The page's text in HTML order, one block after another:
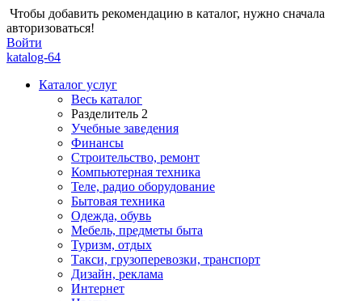
Чтобы добавить рекомендацию в каталог, нужно сначала
авторизоваться!
Войти
katalog-64
Каталог услуг
Весь каталог
Разделитель 2
Учебные заведения
Финансы
Строительство, ремонт
Компьютерная техника
Теле, радио оборудование
Бытовая техника
Одежда, обувь
Мебель, предметы быта
Туризм, отдых
Такси, грузоперевозки, транспорт
Дизайн, реклама
Интернет